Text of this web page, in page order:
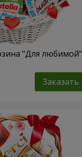
"Для любимой"
Заказать